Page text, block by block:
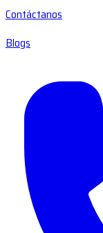
Contáctanos
Blogs